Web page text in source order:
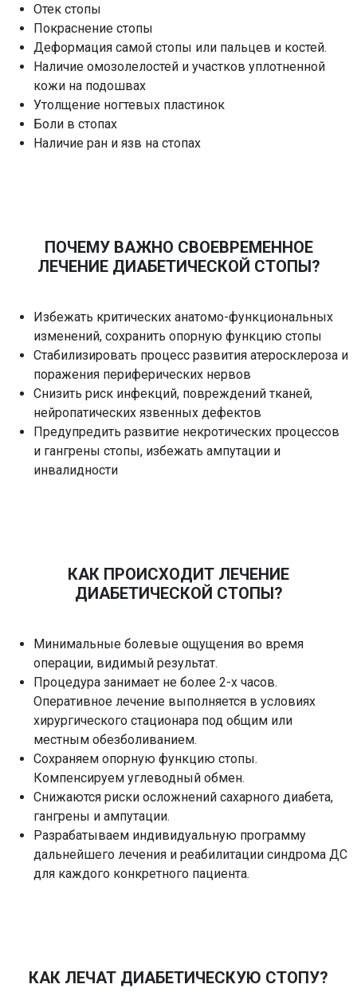
Отек стопы​
Покраснение стопы ​
Деформация самой стопы или пальцев и костей.​
Наличие омозолелостей и участков уплотненной
кожи на подошвах​
Утолщение ногтевых пластинок​
Боли в стопах​
Наличие ран и язв на стопах​
ПОЧЕМУ ВАЖНО СВОЕВРЕМЕННОЕ
ЛЕЧЕНИЕ ДИАБЕТИЧЕСКОЙ СТОПЫ?​
Избежать критических анатомо-функциональных
изменений, сохранить опорную функцию стопы
Стабилизировать процесс развития атеросклероза и
поражения периферических нервов
Снизить риск инфекций, повреждений тканей,
нейропатических язвенных дефектов
Предупредить развитие некротических процессов
и гангрены стопы, избежать ампутации и
инвалидности​
КАК ПРОИСХОДИТ ЛЕЧЕНИЕ
ДИАБЕТИЧЕСКОЙ СТОПЫ?​
Минимальные болевые ощущения во время
операции, видимый результат.
Процедура занимает не более 2-х часов.
Оперативное лечение выполняется в условиях
хирургического стационара под общим или
местным обезболиванием.
Сохраняем опорную функцию стопы.
Компенсируем углеводный обмен.
Снижаются риски осложнений сахарного диабета,
гангрены и ампутации.
Разрабатываем индивидуальную программу
дальнейшего лечения и реабилитации синдрома ДС
для каждого конкретного пациента.
КАК ЛЕЧАТ ДИАБЕТИЧЕСКУЮ СТОПУ?